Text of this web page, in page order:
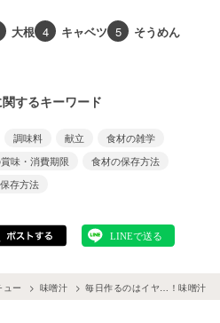
大根 4 キャベツ 5 そうめん
するキーワード
調味料 献立
食材の雑学
味・消費期限
食材の保存方法
保存方法
ュー 味噌汁 毎日作るのはイヤ…！味噌汁の